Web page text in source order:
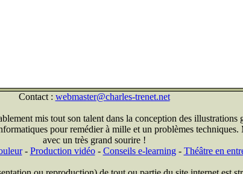
Contact : webmaster@charles-trenet.net
mis tout son talent dans la conception des illustrations
pour remédier à mille et un problèmes
avec un très grand sourire !
- Production vidéo- Conseils e-learning- Théâtre en